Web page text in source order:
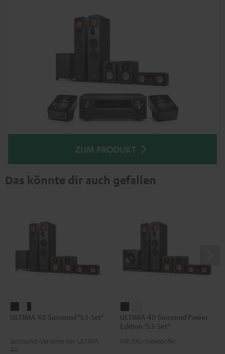
ZUM PRODUKT
Das könnte dir auch gefallen
40
"5.1-
40
"5.1-
ULTIMA 40 Surround "5.1-Set"
Surround-Variante der ULTIMA
40
40
Surround
Power
40
Surround
Power
ULTIMA 40 Surround Power
Edition "5.1-Set"
Mit XXL-Subwoofer